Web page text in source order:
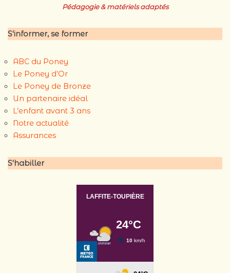
Pédagogie & matérielsadaptés
S'informer, se former
ABC du Poney
Le Poney d’Or
Le Poney de Bronze
Un partenaire idéal
L’enfant avant 3 ans
Notre actualité
Assurances
S'habiller